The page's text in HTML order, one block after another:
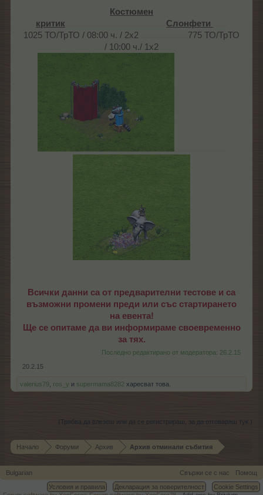
Костюмен
критик
Слонфети
1025 ТО/ТрТО / 08:00 ч. / 2х2
775 ТО/ТрТО
/ 10:00 ч./ 1х2
Всички данни са от предварителни тестове и са
възможни промени преди или със стартирането
на евента!
Ще се опитаме да ви информираме своевременно
за тях.
Последно редактирано от модератора: 26.2.15
20.2.15
valerius79 ros_y и supermama8282 харесват това.
(Трябва да влезеш или да се регистрираш, за да отговаряш тук.)
Начало Форуми Архив Архив отминали събития
Bulgarian Свържи се с нас
Помощ
Условия и правила
Декларация за поверителност
Cookie Settings